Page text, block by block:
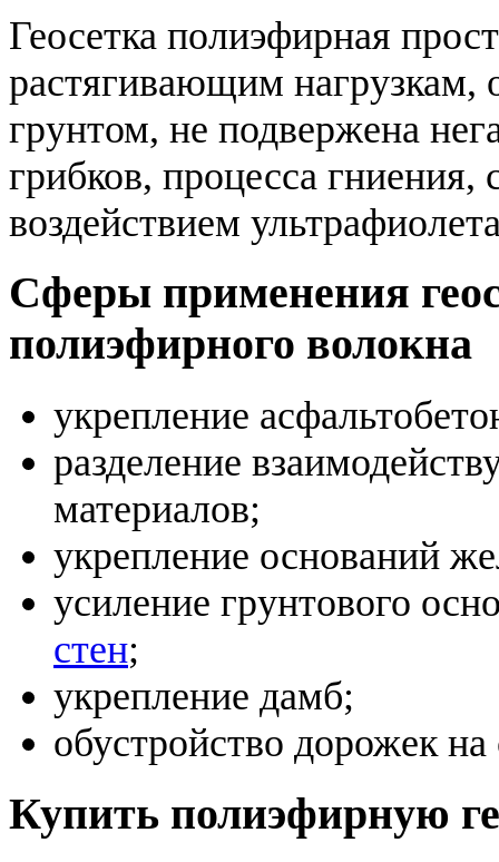
Геосетка полиэфирная
растягивающим нагрузкам,
грунтом, не подвержена
грибков, процесса гниения,
воздействием
Сферы применения
полиэфирного волокна
укрепление
разделение
материалов;
укрепление оснований
усиление грунтового
стен;
укрепление дамб;
обустройство дорожек
Купить полиэфирную